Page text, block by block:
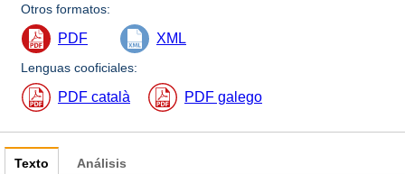
Otros formatos:
PDF XML
Lenguas cooficiales:
PDF català PDF galego
Texto Análisis